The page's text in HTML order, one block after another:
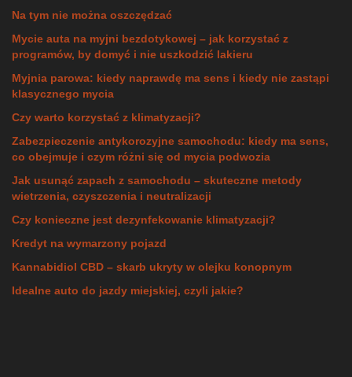
Na tym nie można oszczędzać
Mycie auta na myjni bezdotykowej – jak korzystać z
programów, by domyć i nie uszkodzić lakieru
Myjnia parowa: kiedy naprawdę ma sens i kiedy nie zastąpi
klasycznego mycia
Czy warto korzystać z klimatyzacji?
Zabezpieczenie antykorozyjne samochodu: kiedy ma sens,
co obejmuje i czym różni się od mycia podwozia
Jak usunąć zapach z samochodu – skuteczne metody
wietrzenia, czyszczenia i neutralizacji
Czy konieczne jest dezynfekowanie klimatyzacji?
Kredyt na wymarzony pojazd
Kannabidiol CBD – skarb ukryty w olejku konopnym
Idealne auto do jazdy miejskiej, czyli jakie?